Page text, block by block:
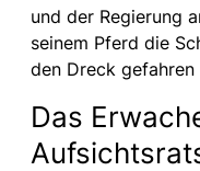
und der Regierung
seinem Pferd die
den Dreck gefahren
Das